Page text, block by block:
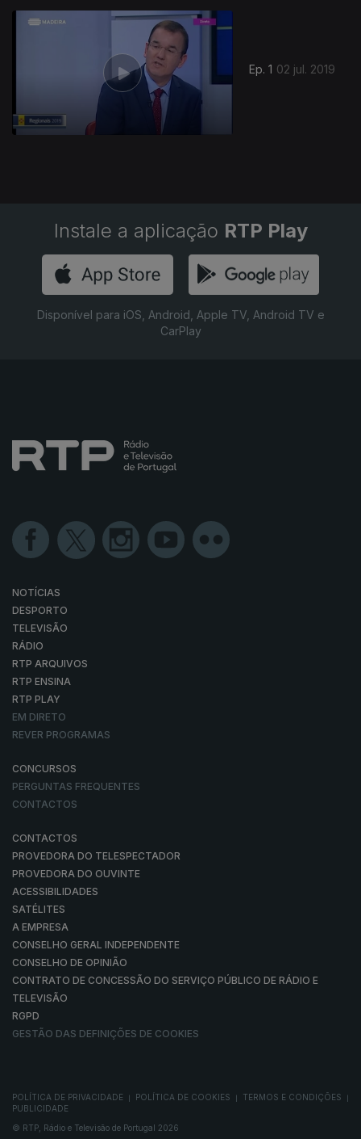
Ep. 1 02 jul. 2019
Instale a aplicação RTP Play
Disponível para iOS, Android, Apple TV, Android TV e
CarPlay
NOTÍCIAS
DESPORTO
TELEVISÃO
RÁDIO
RTP ARQUIVOS
RTP ENSINA
RTP PLAY
EM DIRETO
REVER PROGRAMAS
CONCURSOS
PERGUNTAS FREQUENTES
CONTACTOS
CONTACTOS
PROVEDORA DO TELESPECTADOR
PROVEDORA DO OUVINTE
ACESSIBILIDADES
SATÉLITES
A EMPRESA
CONSELHO GERAL INDEPENDENTE
CONSELHO DE OPINIÃO
CONTRATO DE CONCESSÃO DO SERVIÇO PÚBLICO DE RÁDIO E
TELEVISÃO
RGPD
GESTÃO DAS DEFINIÇÕES DE COOKIES
POLÍTICA DE PRIVACIDADE POLÍTICA DE COOKIES TERMOS E CONDIÇÕES
PUBLICIDADE
© RTP, Rádio e Televisão de Portugal 2026